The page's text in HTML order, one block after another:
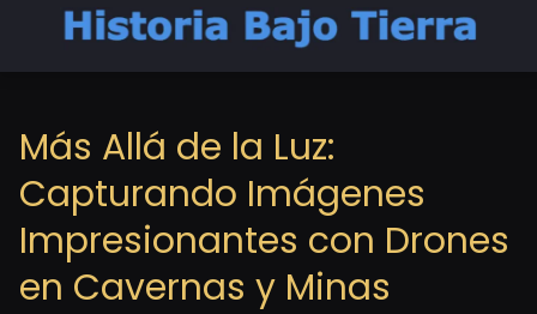
Más Allá de la Luz:
Capturando Imágenes
Impresionantes con Drones
en Cavernas y Minas